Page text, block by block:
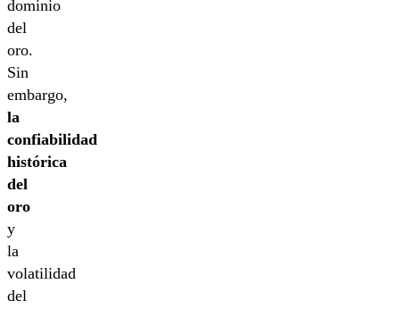
dominio
del
oro.
Sin
embargo,
la
confiabilidad
histórica
del
oro
y
la
volatilidad
del